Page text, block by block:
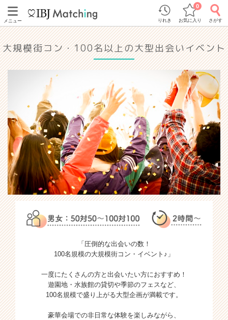
メニュー りれき お気に入り
0
さがす
大規模街コン・100名以上の大型出会いイベント
「圧倒的な出会いの数！
100名規模の大規模街コン・イベント♪」
一度にたくさんの方と出会いたい方におすすめ！
遊園地・水族館の貸切や季節のフェスなど、
100名規模で盛り上がる大型企画が満載です。
豪華会場での非日常な体験を楽しみながら、